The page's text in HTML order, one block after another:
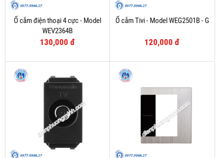
Ổ cắm điện thoại 4 cực - Model
WEV2364B
130,000 đ
Ổ cắm Tivi - Model WEG2501B - G
120,000 đ